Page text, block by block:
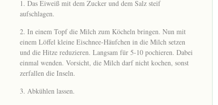
Das Eiweiß mit dem Zucker und dem Salz steif
aufschlagen.
In einem Topf die Milch zum Köcheln bringen. Nun mit
einem Löffel kleine Eischnee-Häufchen in die Milch setzen
und die Hitze reduzieren. Langsam für 5-10 pochieren. Dabei
einmal wenden. Vorsicht, die Milch darf nicht kochen, sonst
zerfallen die Inseln.
Abkühlen lassen.